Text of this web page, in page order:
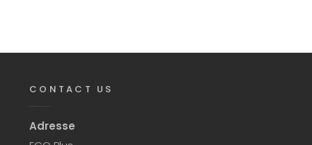
CONTACT US
Adresse